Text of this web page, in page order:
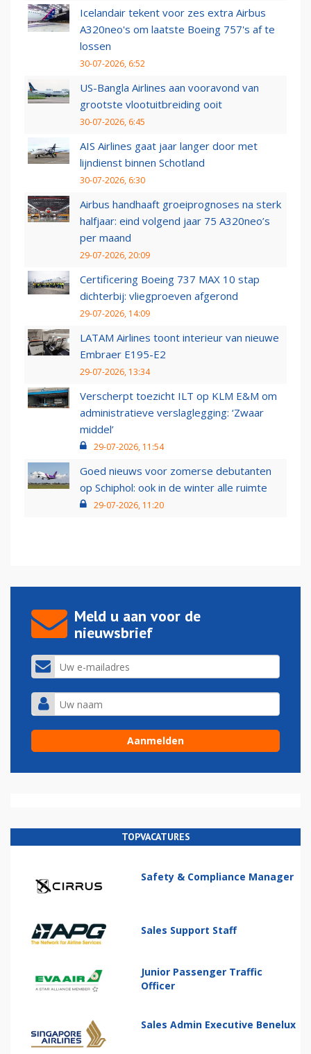
Icelandair tekent voor zes extra Airbus
A320neo's om laatste Boeing 757's af te
lossen
30-07-2026, 6:52
US-Bangla Airlines aan vooravond van
grootste vlootuitbreiding ooit
30-07-2026, 6:45
AIS Airlines gaat jaar langer door met
lijndienst binnen Schotland
30-07-2026, 6:30
Airbus handhaaft groeiprognoses na sterk
halfjaar: eind volgend jaar 75 A320neo’s
per maand
29-07-2026, 20:09
Certificering Boeing 737 MAX 10 stap
dichterbij: vliegproeven afgerond
29-07-2026, 14:09
LATAM Airlines toont interieur van nieuwe
Embraer E195-E2
29-07-2026, 13:34
Verscherpt toezicht ILT op KLM E&M om
administratieve verslaglegging: ‘Zwaar
middel’
29-07-2026, 11:54
Goed nieuws voor zomerse debutanten
op Schiphol: ook in de winter alle ruimte
29-07-2026, 11:20
Meld u aan voor de
nieuwsbrief
TOPVACATURES
Safety & Compliance Manager
Sales Support Staff
Junior Passenger Traffic
Officer
Sales Admin Executive Benelux